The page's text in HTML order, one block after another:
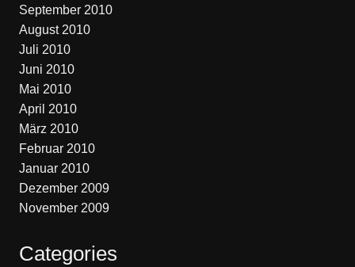
September 2010
August 2010
Juli 2010
Juni 2010
Mai 2010
April 2010
März 2010
Februar 2010
Januar 2010
Dezember 2009
November 2009
Categories